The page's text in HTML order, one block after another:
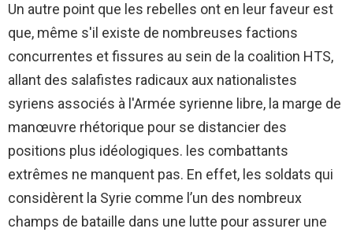
Un autre point que les rebelles ont en leur faveur est
que, même s'il existe de nombreuses factions
concurrentes et fissures au sein de la coalition HTS,
allant des salafistes radicaux aux nationalistes
syriens associés à l'Armée syrienne libre, la marge de
manœuvre rhétorique pour se distancier des
positions plus idéologiques. les combattants
extrêmes ne manquent pas. En effet, les soldats qui
considèrent la Syrie comme l’un des nombreux
champs de bataille dans une lutte pour assurer une